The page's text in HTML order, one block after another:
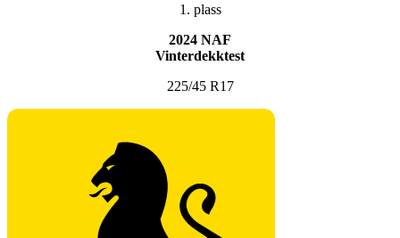
1. plass
2024 NAF
Vinterdekktest
225/45 R17